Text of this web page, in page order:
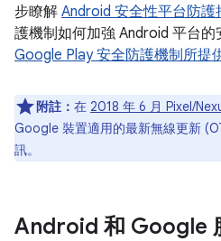
步瞭解 Android 安全性平台防護
護機制如何加強 Android 平台的
Google Play 安全防護機制所提
附註： 在 2018 年 6 月 Pixel/
Google 裝置適用的最新無線更新
訊。
Android 和 Google